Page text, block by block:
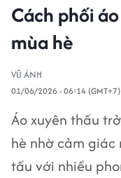
Cách phối
mùa hè
VŨ ÁNH
01/06/2026 - 06:14 (GMT+7)
Áo xuyên thấu
hè nhờ cảm
tấu với nhiều